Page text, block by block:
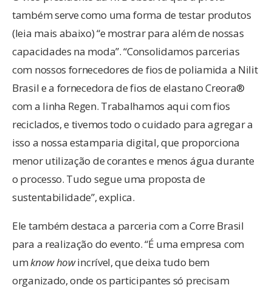
também serve como uma forma de testar produtos
(leia mais abaixo) “e mostrar para além de nossas
capacidades na moda”. “Consolidamos parcerias
com nossos fornecedores de fios de poliamida a Nilit
Brasil e a fornecedora de fios de elastano Creora®
com a linha Regen. Trabalhamos aqui com fios
reciclados, e tivemos todo o cuidado para agregar a
isso a nossa estamparia digital, que proporciona
menor utilização de corantes e menos água durante
o processo. Tudo segue uma proposta de
sustentabilidade”, explica.
Ele também destaca a parceria com a Corre Brasil
para a realização do evento. “É uma empresa com
umknow howincrível, que deixa tudo bem
organizado, onde os participantes só precisam